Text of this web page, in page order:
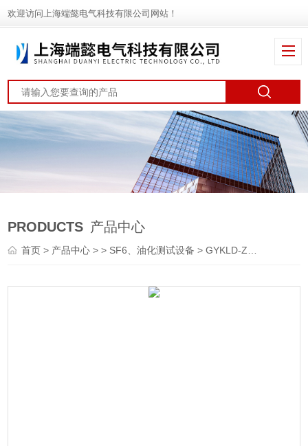
欢迎访问上海端懿电气科技有限公司网站！
PRODUCTS 产品中心
首页> 产品中心 > > SF6、油化测试设备 > GYKLD-ZGYKLD-Z在线油液污染度检测仪